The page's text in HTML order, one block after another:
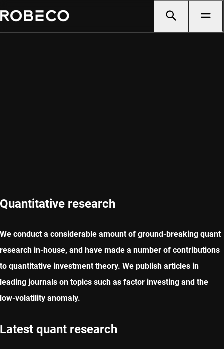
Quantitative research
We conduct a considerable amount of ground-breaking quant
research in-house, and have made a number of contributions
to quantitative investment theory. We publish articles in
leading journals on topics such as factor investing and the
low-volatility anomaly.
Latest quant research